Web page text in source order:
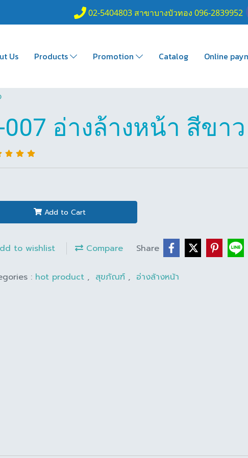
02-5404803 สาขาบางบัวทอง 096-2839952
Us Products Promotion Catalog Online
007 อ่างล้างหน้า สีขาว
Add to Cart
to wishlist Compare Share
: hot product , สุขภัณฑ์ , อ่างล้างหน้า